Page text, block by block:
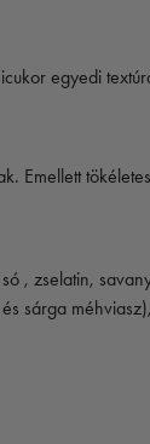
egyedi
Emellett
, zselatin,
sárga